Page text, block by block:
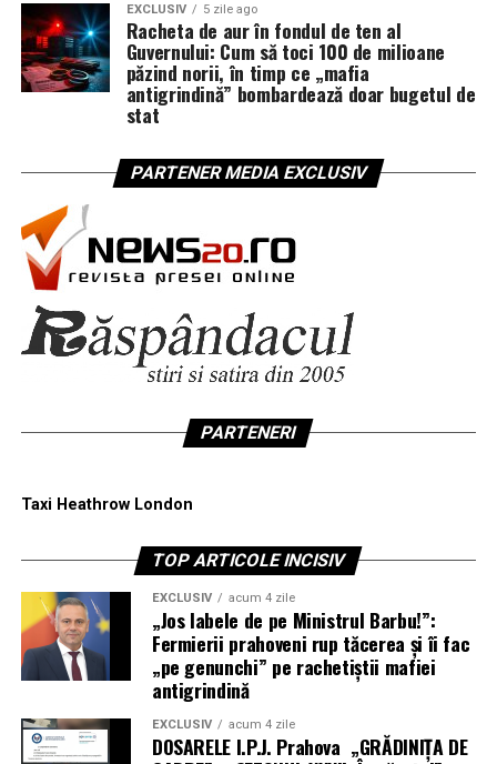
EXCLUSIV 5 zile ago
Racheta de aur în fondul de ten al
Guvernului: Cum să toci 100 de milioane
păzind norii, în timp ce „mafia
antigrindină” bombardează doar bugetul de
stat
PARTENER MEDIA EXCLUSIV
PARTENERI
Taxi Heathrow London
TOP ARTICOLE INCISIV
EXCLUSIV acum 4 zile
„Jos labele de pe Ministrul Barbu!”:
Fermierii prahoveni rup tăcerea și îi fac
„pe genunchi” pe rachetiștii mafiei
antigrindină
EXCLUSIV acum 4 zile
DOSARELE I.P.J. Prahova „GRĂDINIȚA DE